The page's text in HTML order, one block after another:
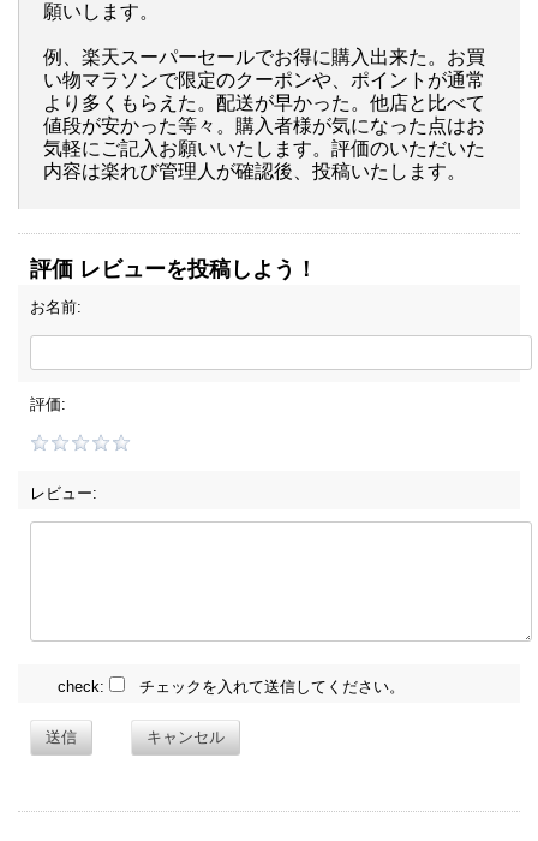
願いします。
例、楽天スーパーセールでお得に購入出来た。お買
い物マラソンで限定のクーポンや、ポイントが通常
より多くもらえた。配送が早かった。他店と比べて
値段が安かった等々。購入者様が気になった点はお
気軽にご記入お願いいたします。評価のいただいた
内容は楽れび管理人が確認後、投稿いたします。
評価 レビューを投稿しよう！
お名前:
評価:
レビュー:
check: チェックを入れて送信してください。
送信 キャンセル